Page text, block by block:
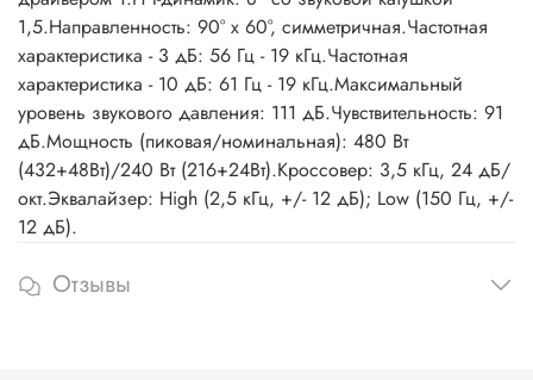
1,5.Направленность: 90° x 60°, симметричная.Частотная
характеристика - 3 дБ: 56 Гц - 19 кГц.Частотная
характеристика - 10 дБ: 61 Гц - 19 кГц.Максимальный
уровень звукового давления: 111 дБ.Чувствительность: 91
дБ.Мощность (пиковая/номинальная): 480 Вт
(432+48Вт)/240 Вт (216+24Вт).Кроссовер: 3,5 кГц, 24 дБ/
окт.Эквалайзер: High (2,5 кГц, +/- 12 дБ); Low (150 Гц, +/-
12 дБ).
Отзывы